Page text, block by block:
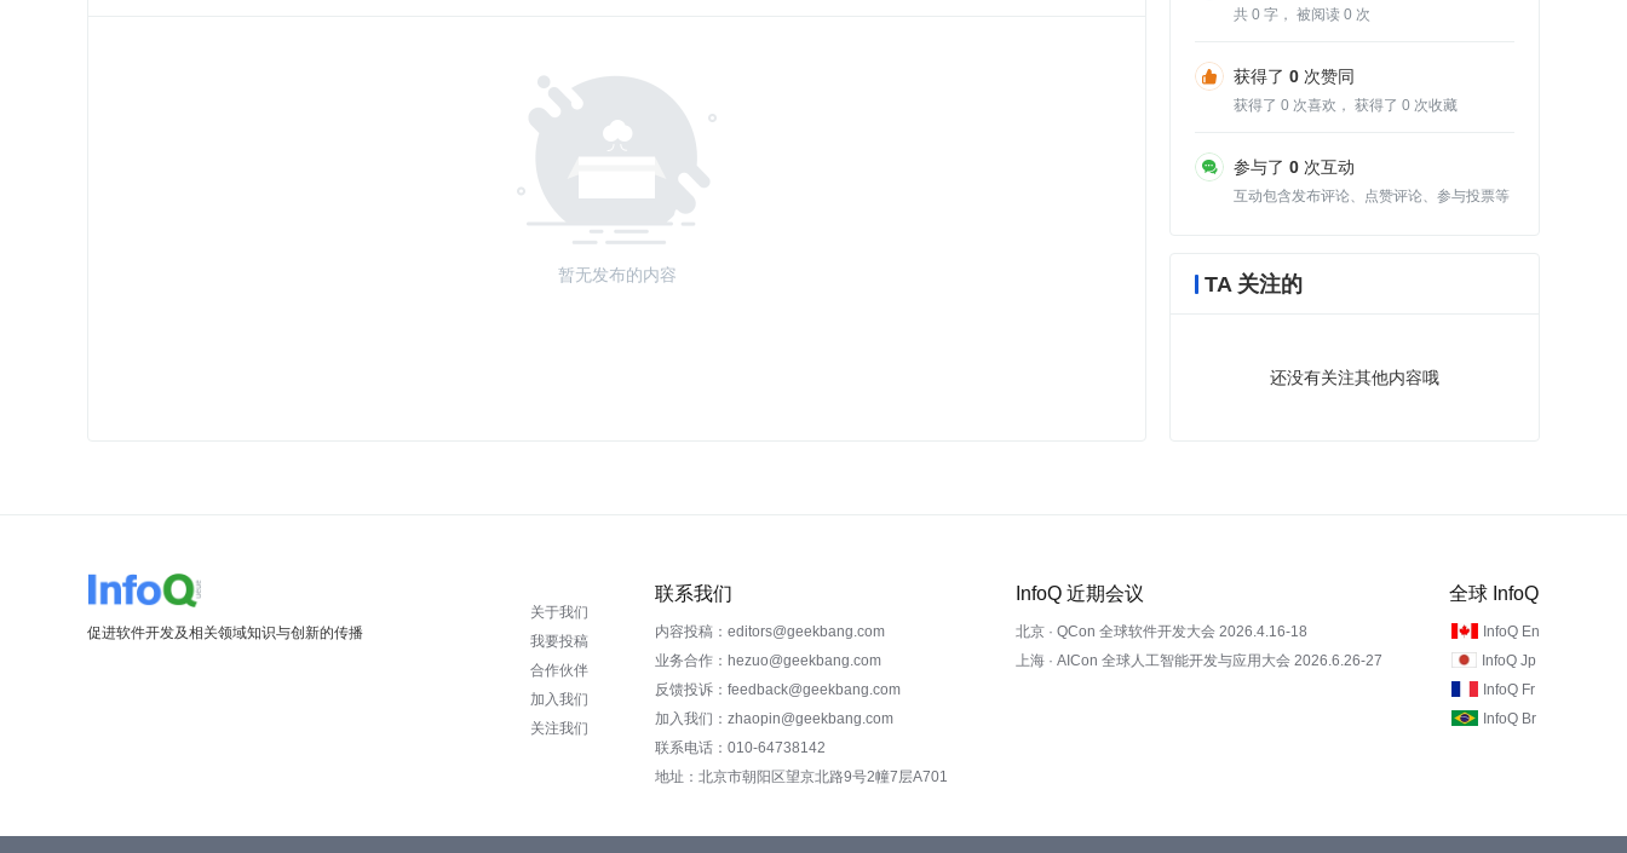
暂无发布的内容
共 0 字， 被阅读 0 次
获得了 0 次赞同
获得了 0 次喜欢， 获得了 0 次收藏
参与了 0 次互动
互动包含发布评论、点赞评论、参与投票等
TA 关注的
还没有关注其他内容哦
促进软件开发及相关领域知识与创新的传播
关于我们
我要投稿
合作伙伴
加入我们
关注我们
联系我们
内容投稿：editors@geekbang.com
业务合作：hezuo@geekbang.com
反馈投诉：feedback@geekbang.com
加入我们：zhaopin@geekbang.com
联系电话：010-64738142
地址：北京市朝阳区望京北路9号2幢7层A701
InfoQ 近期会议
北京 · QCon 全球软件开发大会 2026.4.16-18
上海 · AICon 全球人工智能开发与应用大会 2026.6.26-27
全球 InfoQ
InfoQ En
InfoQ Jp
InfoQ Fr
InfoQ Br